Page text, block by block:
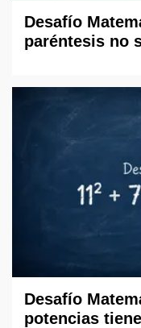
Desafío
paréntesis no
Desafío
potencias